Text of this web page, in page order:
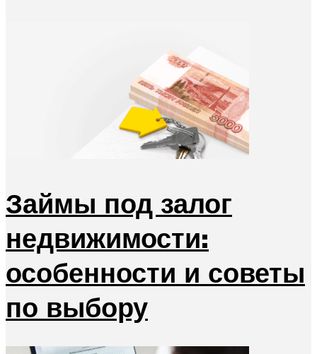
Займы под залог
недвижимости:
особенности и советы
по выбору